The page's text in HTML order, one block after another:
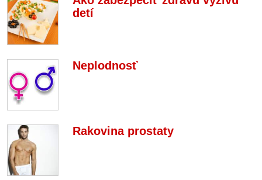
detí
Neplodnosť
Rakovina prostaty